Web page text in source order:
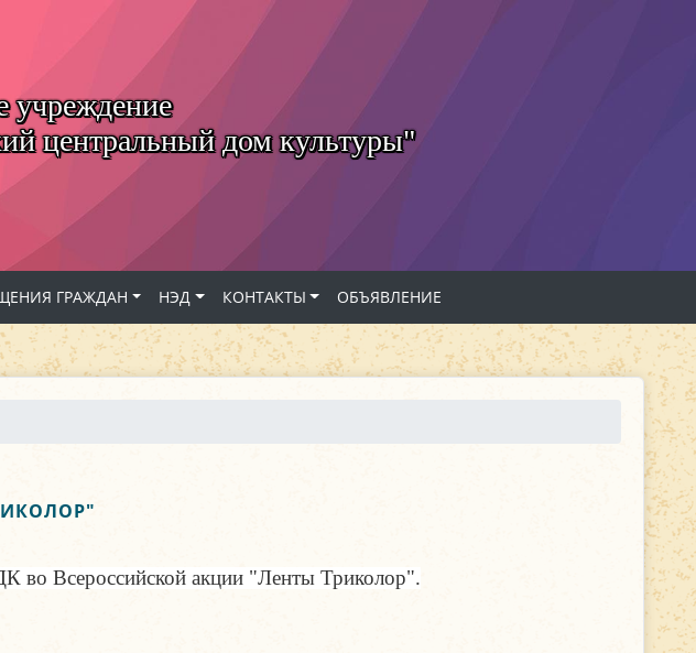
учреждение
центральный дом культуры"
ГРАЖДАН НЭД КОНТАКТЫ ОБЪЯВЛЕНИЕ
во Всероссийской акции "Ленты Триколор".